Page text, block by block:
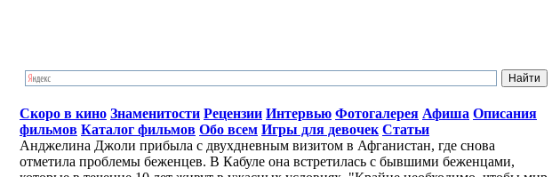
Скоро в кино Знаменитости Рецензии Интервью Фотогалерея Афиша Описания
фильмов Каталог фильмов Обо всем Игры для девочек Статьи
Анджелина Джоли прибыла с двухдневным визитом в Афганистан, где снова
отметила проблемы беженцев. В Кабуле она встретилась с бывшими беженцами,